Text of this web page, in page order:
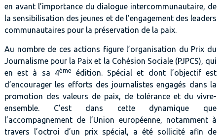
en avant l’importance du dialogue intercommunautaire, de
la sensibilisation des jeunes et de l’engagement des leaders
communautaires pour la préservation de la paix.
Au nombre de ces actions figure l’organisation du Prix du
Journalisme pour la Paix et la Cohésion Sociale (PJPCS), qui
en est à sa 4ème
édition. Spécial et dont l’objectif est
d’encourager les efforts des journalistes engagés dans la
promotion des valeurs de paix, de tolérance et du vivre-
ensemble. C’est dans cette dynamique que
l’accompagnement de l’Union européenne, notamment à
travers l’octroi d’un prix spécial, a été sollicité afin de